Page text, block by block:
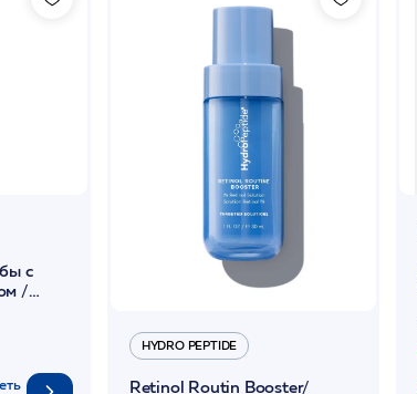
с
/
HYDRO PEPTIDE
Retinol Routin Booster/